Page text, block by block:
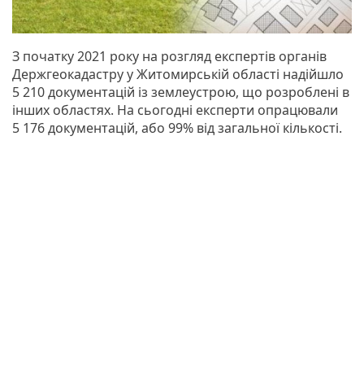
З початку 2021 року на розгляд експертів органів
Держгеокадастру у Житомирській області надійшло
5 210 документацій із землеустрою, що розроблені в
інших областях. На сьогодні експерти опрацювали
5 176 документацій, або 99% від загальної кількості.